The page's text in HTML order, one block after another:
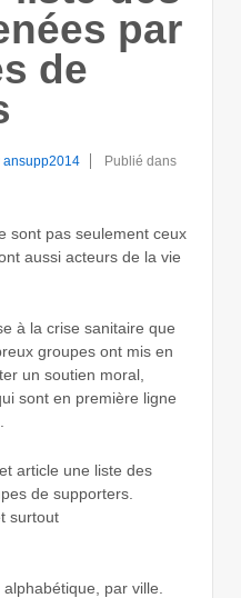
par
de
ansupp2014
Publié dans
sont pas seulement ceux
aussi acteurs de la vie
à la crise sanitaire que
groupes ont mis en
un soutien moral,
sont en première ligne
article une liste des
de supporters.
surtout
par ville.